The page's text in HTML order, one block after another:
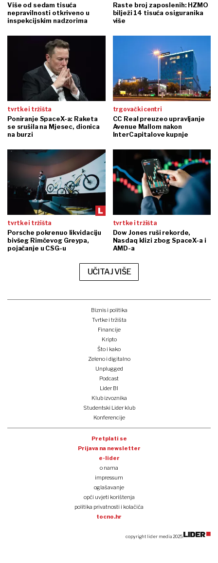
Više od sedam tisuća
nepravilnosti otkriveno u
inspekcijskim nadzorima
Raste broj zaposlenih: HZMO
bilježi 14 tisuća osiguranika
više
tvrtke i tržišta
Poniranje SpaceX-a: Raketa
se srušila na Mjesec, dionica
na burzi
trgovački centri
CC Real preuzeo upravljanje
Avenue Mallom nakon
InterCapitalove kupnje
tvrtke i tržišta
Porsche pokrenuo likvidaciju
bivšeg Rimčevog Greypa,
pojačanje u CSG-u
tvrtke i tržišta
Dow Jones ruši rekorde,
Nasdaq klizi zbog SpaceX-a i
AMD-a
UČITAJ VIŠE
Biznis i politika
Tvrtke i tržišta
Financije
Kripto
Što i kako
Zeleno i digitalno
Unplugged
Podcast
Lider BI
Klub izvoznika
Studentski Lider klub
Konferencije
Pretplati se
Prijava na newsletter
e-lider
o nama
impressum
oglašavanje
opći uvjeti korištenja
politika privatnosti i kolačića
tocno.hr
copyright lider media 2025.